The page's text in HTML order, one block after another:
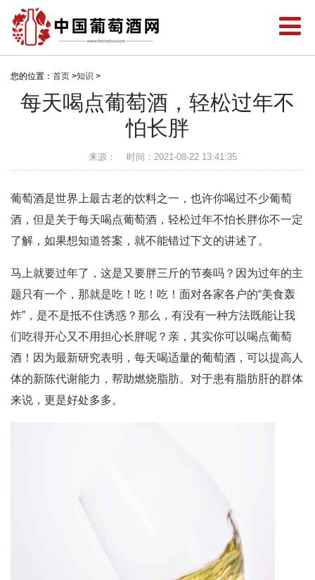
您的位置： 首页 >知识 >
每天喝点葡萄酒，轻松过年不
怕长胖
来源： 时间：2021-08-22 13:41:35
葡萄酒是世界上最古老的饮料之一，也许你喝过不少葡萄
酒，但是关于每天喝点葡萄酒，轻松过年不怕长胖你不一定
了解，如果想知道答案，就不能错过下文的讲述了。
马上就要过年了，这是又要胖三斤的节奏吗？因为过年的主
题只有一个，那就是吃！吃！吃！面对各家各户的“美食轰
炸”，是不是抵不住诱惑？那么，有没有一种方法既能让我
们吃得开心又不用担心长胖呢？亲，其实你可以喝点葡萄
酒！因为最新研究表明，每天喝适量的葡萄酒，可以提高人
体的新陈代谢能力，帮助燃烧脂肪。对于患有脂肪肝的群体
来说，更是好处多多。